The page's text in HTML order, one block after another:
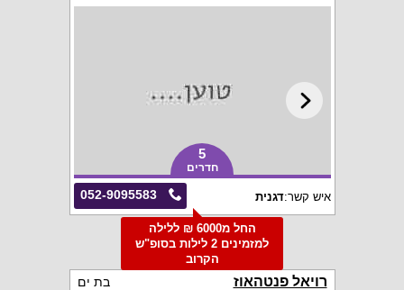
5
חדרים
052-9095583 איש קשר:דגנית
החל מ6000 ₪ ללילה
למזמינים 2 לילות בסופ"ש
הקרוב
רויאל פנטהאוז בת ים